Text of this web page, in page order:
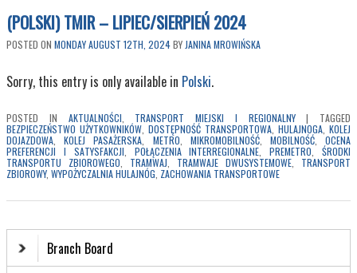
(POLSKI) TMIR – LIPIEC/SIERPIEŃ 2024
POSTED ON MONDAY AUGUST 12TH, 2024BY JANINA MROWIŃSKA
Sorry, this entry is only available in Polski.
POSTED IN AKTUALNOŚCI TRANSPORT MIEJSKI I REGIONALNY | TAGGED
BEZPIECZEŃSTWO UŻYTKOWNIKÓW DOSTĘPNOŚĆ TRANSPORTOWA HULAJNOGA KOLEJ
DOJAZDOWA ,KOLEJ PASAŻERSKA METRO MIKROMOBILNOŚĆ, MOBILNOŚĆ,OCENA
PREFERENCJI I SATYSFAKCJI
POŁĄCZENIA INTERREGIONALNE ,PREMETRO ,ŚRODKI
TRANSPORTU ZBIOROWEGO
TRAMWAJ TRAMWAJE DWUSYSTEMOWE
TRANSPORT
ZBIOROWY, WYPOŻYCZALNIA HULAJNÓG ZACHOWANIA TRANSPORTOWE
Branch Board